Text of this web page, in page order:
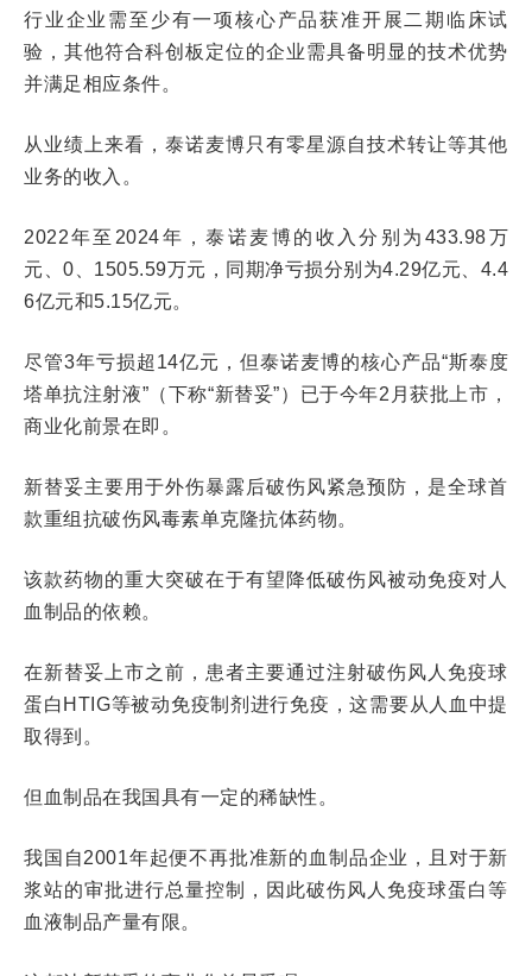
行业企业需至少有一项核心产品获准开展二期临床试
验，其他符合科创板定位的企业需具备明显的技术优势
并满足相应条件。
从业绩上来看，泰诺麦博只有零星源自技术转让等其他
业务的收入。
2022年至2024年，泰诺麦博的收入分别为433.98万
元、0、1505.59万元，同期净亏损分别为4.29亿元、4.4
6亿元和5.15亿元。
尽管3年亏损超14亿元，但泰诺麦博的核心产品“斯泰度
塔单抗注射液”（下称“新替妥”）已于今年2月获批上市，
商业化前景在即。
新替妥主要用于外伤暴露后破伤风紧急预防，是全球首
款重组抗破伤风毒素单克隆抗体药物。
该款药物的重大突破在于有望降低破伤风被动免疫对人
血制品的依赖。
在新替妥上市之前，患者主要通过注射破伤风人免疫球
蛋白HTIG等被动免疫制剂进行免疫，这需要从人血中提
取得到。
但血制品在我国具有一定的稀缺性。
我国自2001年起便不再批准新的血制品企业，且对于新
浆站的审批进行总量控制，因此破伤风人免疫球蛋白等
血液制品产量有限。